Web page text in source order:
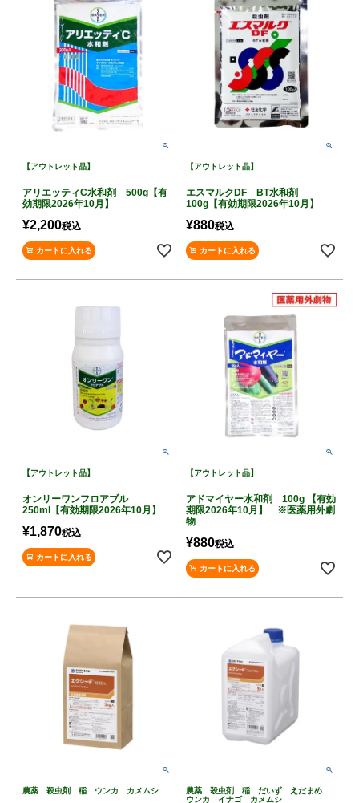
【アウトレット品】
アリエッティC水和剤 500g【有
効期限2026年10月】
¥2,200税込
カートに入れる
【アウトレット品】
エスマルクDF BT水和剤
100g【有効期限2026年10月】
¥880税込
カートに入れる
【アウトレット品】
オンリーワンフロアブル
250ml【有効期限2026年10月】
¥1,870税込
カートに入れる
【アウトレット品】
アドマイヤー水和剤 100g 【有効
期限2026年10月】 ※医薬用外劇
物
¥880税込
カートに入れる
農薬 殺虫剤 稲 ウンカ カメムシ
農薬 殺虫剤 稲 だいず えだまめ
ウンカ イナゴ カメムシ